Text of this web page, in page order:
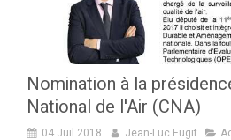
Nomination à la
National de l'Air (CNA)
04 Juil 2018 Jean-Luc Fugit